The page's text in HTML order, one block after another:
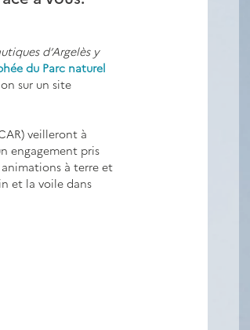
d’Argelès y
du Parc naturel
sur un site
veilleront à
engagement pris
animations à terre et
et la voile dans